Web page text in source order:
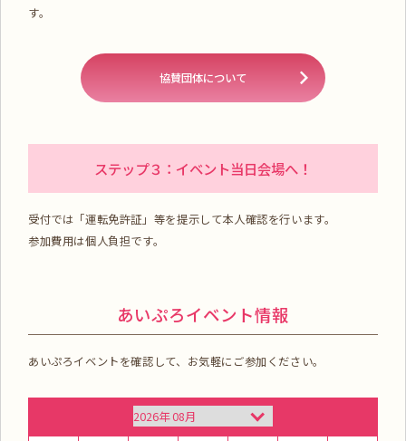
す。
協賛団体について
ステップ３：イベント当日会場へ！
受付では「運転免許証」等を提示して本人確認を行います。
参加費用は個人負担です。
あいぷろイベント情報
あいぷろイベントを確認して、お気軽にご参加ください。